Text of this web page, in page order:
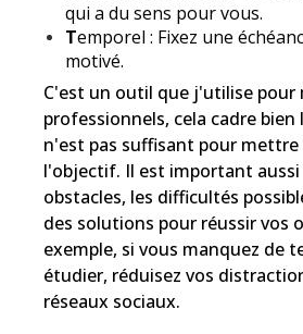
qui a du sens pour vous.
Temporel : Fixez une
motivé.
C'est un outil que j'utilise pour
professionnels, cela cadre
n'est pas suffisant pour mettre
l'objectif. Il est important
obstacles, les difficultés
des solutions pour réussir vos
exemple, si vous manquez de
étudier, réduisez vos
réseaux sociaux.